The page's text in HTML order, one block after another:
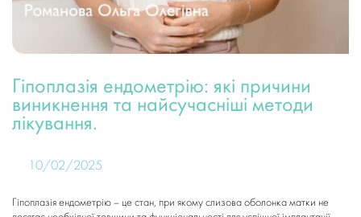
Гіпоплазія ендометрію: які причини
виникнення та найсучасніші методи
лікування.
10/02/2025
Гіпоплазія ендометрію – це стан, при якому слизова оболонка матки не